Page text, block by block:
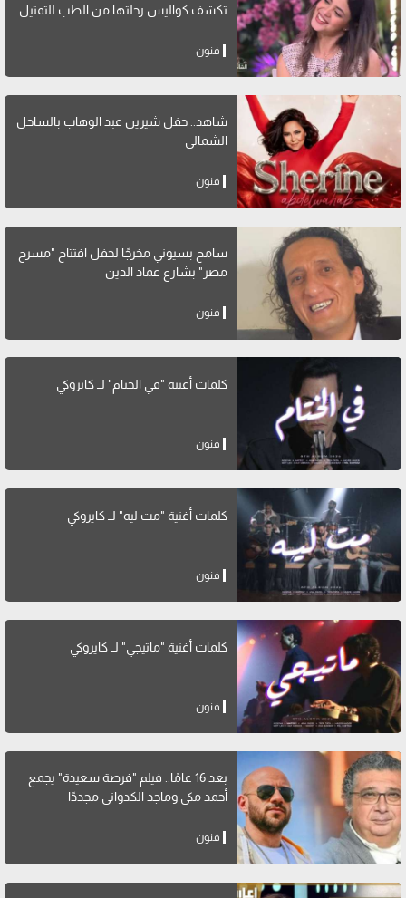
تكشف كواليس رحلتها من الطب للتمثيل
فنون
شاهد.. حفل شيرين عبد الوهاب بالساحل
الشمالي
فنون
سامح بسيوني مخرجًا لحفل افتتاح "مسرح
مصر" بشارع عماد الدين
فنون
كلمات أغنية "في الختام" لــ كايروكي
فنون
كلمات أغنية "مت ليه" لــ كايروكي
فنون
كلمات أغنية "ماتيجي" لــ كايروكي
فنون
بعد 16 عامًا.. فيلم "فرصة سعيدة" يجمع
أحمد مكي وماجد الكدواني مجددًا
فنون